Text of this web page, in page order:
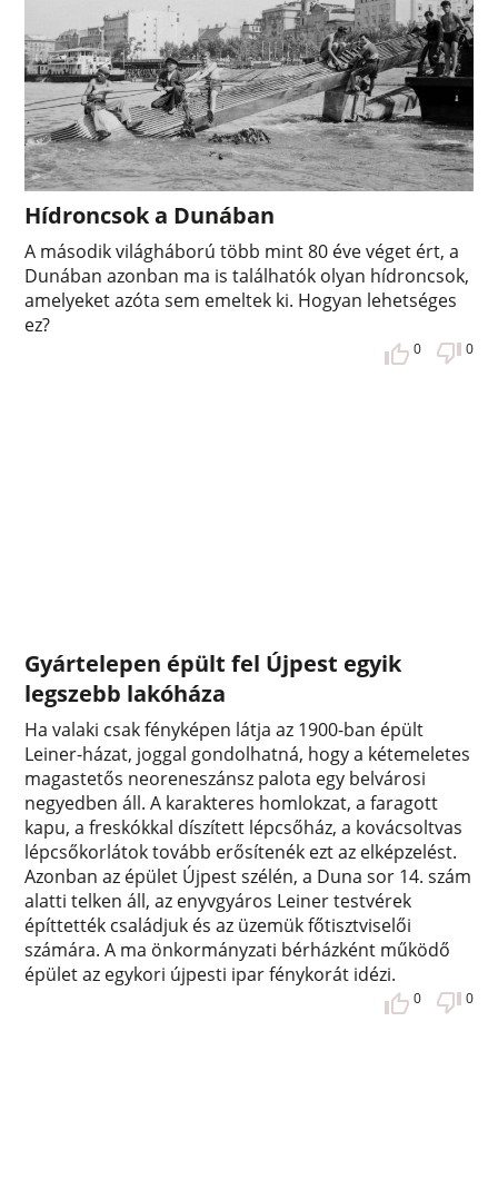
Hídroncsok a Dunában
A második világháború több mint 80 éve véget ért, a
Dunában azonban ma is találhatók olyan hídroncsok,
amelyeket azóta sem emeltek ki. Hogyan lehetséges
ez?
0 0
Gyártelepen épült fel Újpest egyik
legszebb lakóháza
Ha valaki csak fényképen látja az 1900-ban épült
Leiner-házat, joggal gondolhatná, hogy a kétemeletes
magastetős neoreneszánsz palota egy belvárosi
negyedben áll. A karakteres homlokzat, a faragott
kapu, a freskókkal díszített lépcsőház, a kovácsoltvas
lépcsőkorlátok tovább erősítenék ezt az elképzelést.
Azonban az épület Újpest szélén, a Duna sor 14. szám
alatti telken áll, az enyvgyáros Leiner testvérek
építtették családjuk és az üzemük főtisztviselői
számára. A ma önkormányzati bérházként működő
épület az egykori újpesti ipar fénykorát idézi.
0 0